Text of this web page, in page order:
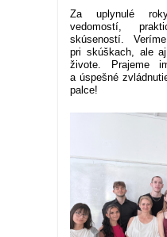
Za uplynulé
vedomostí,
skúseností.
pri skúškach, ale
živote. Prajeme
a úspešné
palce!